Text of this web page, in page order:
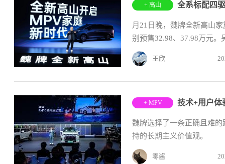
+ 高山 全系标配四
月21日晚，魏牌全新高山
别预售32.98、37.98万元
王欣
+ MPV 技术+用户体
魏牌选择了一条正确且难
持的长期主义价值观。
零酱